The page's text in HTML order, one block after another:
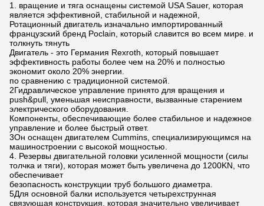
1. вращение и тяга оснащены системой USA Sauer, которая
является эффективной, стабильной и надежной,
Ротационный двигатель изначально импортированный
французский бренд Poclain, который славится во всем мире. и
толкнуть тянуть
Двигатель - это Германия Rexroth, который повышает
эффективность работы более чем на 20% и полностью
экономит около 20% энергии.
по сравнению с традиционной системой.
2Гидравлическое управление принято для вращения и
push&pull, уменьшая неисправности, вызванные старением
электрического оборудования.
Компоненты, обеспечивающие более стабильное и надежное
управление и более быстрый ответ.
3Он оснащен двигателем Cummins, специализирующимся на
машиностроении с высокой мощностью.
4. Резервы двигательной головки усиленной мощности (силы
толчка и тяги), которая может быть увеличена до 1200KN, что
обеспечивает
безопасность конструкции труб большого диаметра.
5Для основной балки используется четырехструнная
связующая конструкция, которая значительно увеличивает